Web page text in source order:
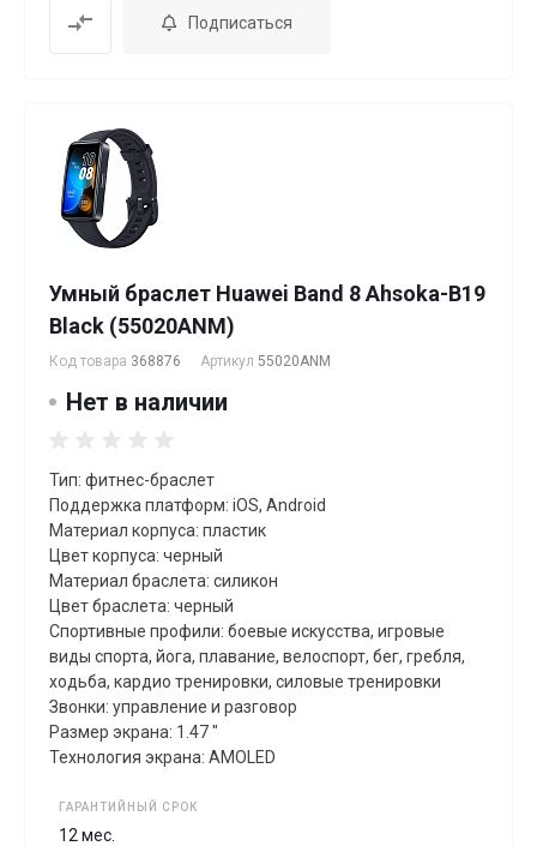
Подписаться
Умный браслет Huawei Band 8 Ahsoka-B19
Black (55020ANM)
Код товара 368876 Артикул 55020ANM
Нет в наличии
Тип: фитнес-браслет
Поддержка платформ: iOS, Android
Материал корпуса: пластик
Цвет корпуса: черный
Материал браслета: силикон
Цвет браслета: черный
Спортивные профили: боевые искусства, игровые
виды спорта, йога, плавание, велоспорт, бег, гребля,
xодьба, кардио тренировки, силовые тренировки
Звонки: управление и разговор
Размер экрана: 1.47 "
Технология экрана: AMOLED
ГАРАНТИЙНЫЙ СРОК
12 мес.